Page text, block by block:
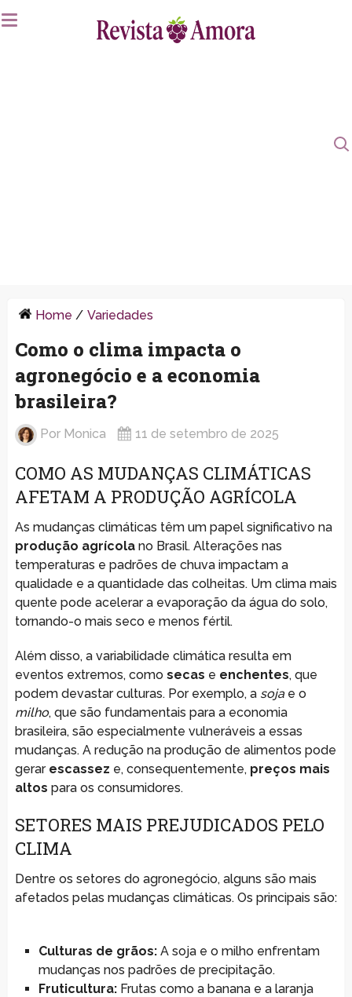
Home / Variedades
Como o clima impacta o
agronegócio e a economia
brasileira?
Por Monica 11 de setembro de 2025
COMO AS MUDANÇAS CLIMÁTICAS
AFETAM A PRODUÇÃO AGRÍCOLA
As mudanças climáticas têm um papel significativo na
produção agrícolano Brasil. Alterações nas
temperaturas e padrões de chuva impactam a
qualidade e a quantidade das colheitas. Um clima mais
quente pode acelerar a evaporação da água do solo,
tornando-o mais seco e menos fértil.
Além disso, a variabilidade climática resulta em
eventos extremos, como secas e enchentes, que
podem devastar culturas. Por exemplo, a sojae o
milho, que são fundamentais para a economia
brasileira, são especialmente vulneráveis a essas
mudanças. A redução na produção de alimentos pode
gerar escassez e, consequentemente, preços mais
altos para os consumidores.
SETORES MAIS PREJUDICADOS PELO
CLIMA
Dentre os setores do agronegócio, alguns são mais
afetados pelas mudanças climáticas. Os principais são:
Culturas de grãos:A soja e o milho enfrentam
mudanças nos padrões de precipitação.
Fruticultura:Frutas como a banana e a laranja